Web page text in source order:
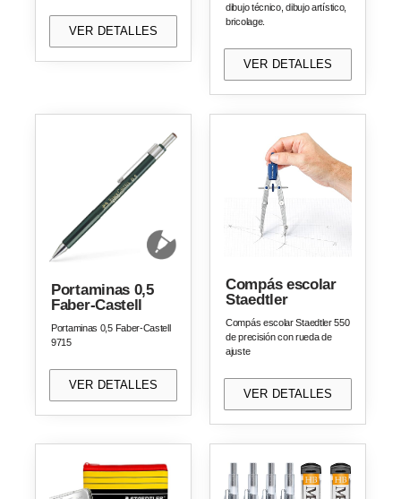
VER DETALLES
dibujo técnico, dibujo artístico,
bricolage.
VER DETALLES
Portaminas 0,5
Faber-Castell
Portaminas 0,5 Faber-Castell
9715
VER DETALLES
Compás escolar
Staedtler
Compás escolar Staedtler 550
de precisión con rueda de
ajuste
VER DETALLES